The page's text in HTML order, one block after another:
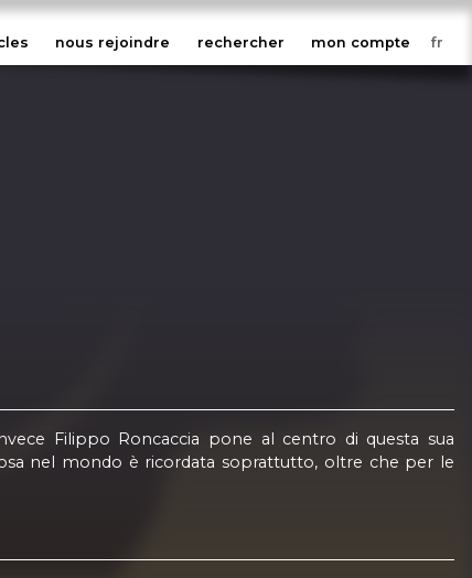
nous rejoindre rechercher mon compte
Filippo Roncaccia pone al centro di questa sua
nel mondo è ricordata soprattutto, oltre che per le